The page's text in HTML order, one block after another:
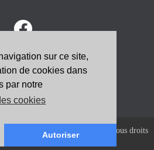
sur ce site,
de cookies dans
par notre
cookies
Autoriser
VOUS
Internationale COMMUNIO. Tous droits